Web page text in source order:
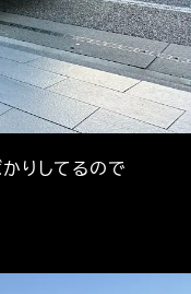
りしてるので